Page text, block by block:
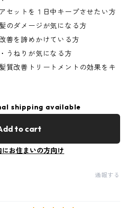
セットを１日中キープさせたい方
のダメージが気になる方
善を諦めかけている方
うねりが気になる方
質改善トリートメントの効果をキ
shipping available
to cart
にお住まいの方向け
通報する